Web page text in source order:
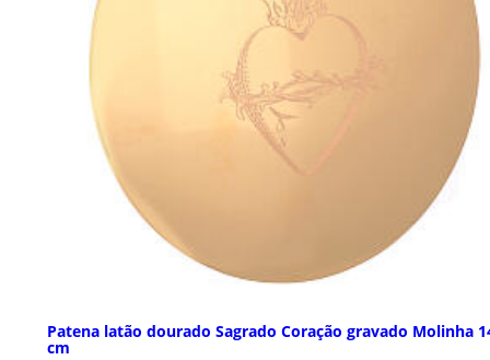
Patena latão dourado Sagrado Coração gravado Molinha
cm